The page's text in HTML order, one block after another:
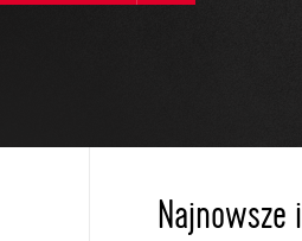
Najnowsze